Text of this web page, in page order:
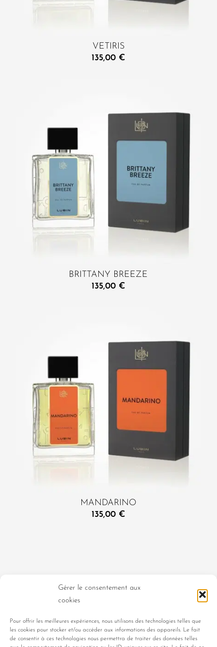
Gérer le consentement aux
cookies
Pour offrir les meilleures expériences, nous utilisons des technologies telles que
les cookies pour stocker et/ou accéder aux informations des appareils. Le fait
de consentir à ces technologies nous permettra de traiter des données telles
VETIRIS
135,00 €
BRITTANY BREEZE
135,00 €
MANDARINO
135,00 €
DAMENDÜFTE HERRENDÜFTE
PORTRAITS DE FEMMES